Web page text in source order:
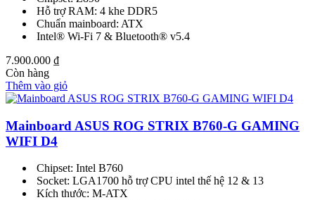
Hỗ trợ RAM: 4 khe DDR5
Chuẩn mainboard: ATX
Intel® Wi-Fi 7 & Bluetooth® v5.4
7.900.000 ₫
Còn hàng
Thêm vào giỏ
Mainboard ASUS ROG STRIX B760-G GAMING
WIFI D4
Chipset: Intel B760
Socket: LGA1700 hỗ trợ CPU intel thế hệ 12 & 13
Kích thước: M-ATX